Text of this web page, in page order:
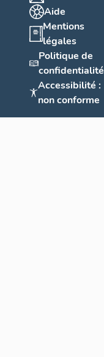
Aide
Mentions
légales
Politique de
confidentialité
Accessibilité :
non conforme